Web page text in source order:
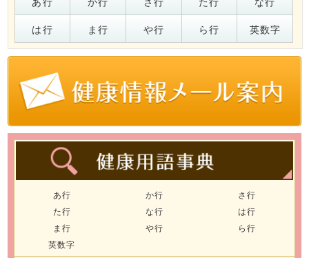
は行 ま行 や行 ら行 英数字
あ行 か行
さ行
た行
な行
は行
ま行
や行
ら行
英数字